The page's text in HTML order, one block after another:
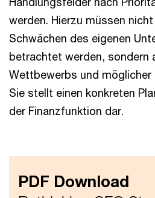
werden. Hierzu müssen
Schwächen des eigenen
betrachtet werden, sondern
Wettbewerbs und möglicher
Sie stellt einen konkreten
der Finanzfunktion dar.
PDF Download